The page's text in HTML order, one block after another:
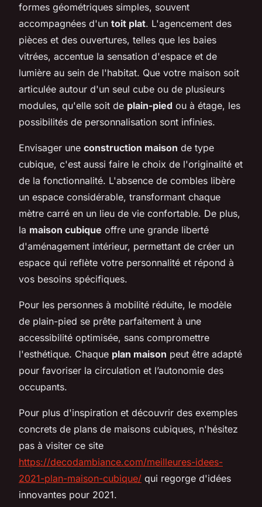
formes géométriques simples, souvent
accompagnées d'un toit plat. L'agencement des
pièces et des ouvertures, telles que les baies
vitrées, accentue la sensation d'espace et de
lumière au sein de l'habitat. Que votre maison soit
articulée autour d'un seul cube ou de plusieurs
modules, qu'elle soit de plain-pied ou à étage, les
possibilités de personnalisation sont infinies.
Envisager une construction maison de type
cubique, c'est aussi faire le choix de l'originalité et
de la fonctionnalité. L'absence de combles libère
un espace considérable, transformant chaque
mètre carré en un lieu de vie confortable. De plus,
la maison cubique offre une grande liberté
d'aménagement intérieur, permettant de créer un
espace qui reflète votre personnalité et répond à
vos besoins spécifiques.
Pour les personnes à mobilité réduite, le modèle
de plain-pied se prête parfaitement à une
accessibilité optimisée, sans compromettre
l'esthétique. Chaque plan maison peut être adapté
pour favoriser la circulation et l’autonomie des
occupants.
Pour plus d'inspiration et découvrir des exemples
concrets de plans de maisons cubiques, n'hésitez
pas à visiter ce site
https://decodambiance.com/meilleures-idees-
2021-plan-maison-cubique/ qui regorge d'idées
innovantes pour 2021.